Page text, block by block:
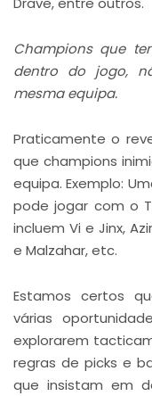
Champions que
dentro do jogo,
mesma equipa.
Praticamente o
que champions
equipa. Exemplo:
pode jogar com o
incluem Vi e Jinx,
e Malzahar, etc.
Estamos certos
várias
explorarem
regras de picks e
que insistam em